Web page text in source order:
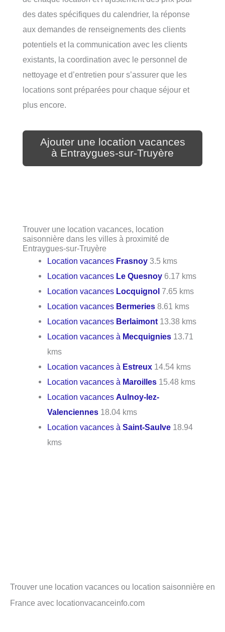
des dates spécifiques du calendrier, la réponse
aux demandes de renseignements des clients
potentiels et la communication avec les clients
existants, la coordination avec le personnel de
nettoyage et d’entretien pour s’assurer que les
locations sont préparées pour chaque séjour et
plus encore.
Ajouter une location vacances
à Entraygues-sur-Truyère
Trouver une location vacances, location
saisonnière dans les villes à proximité de
Entraygues-sur-Truyère
Location vacances Frasnoy 3.5 kms
Location vacances Le Quesnoy 6.17 kms
Location vacances Locquignol 7.65 kms
Location vacances Bermeries 8.61 kms
Location vacances Berlaimont 13.38 kms
Location vacances à Mecquignies 13.71
kms
Location vacances à Estreux 14.54 kms
Location vacances à Maroilles 15.48 kms
Location vacancesAulnoy-lez-
Valenciennes 18.04 kms
Location vacances àSaint-Saulve 18.94
kms
Trouver une location vacances ou location saisonnière en
France avec locationvacanceinfo.com